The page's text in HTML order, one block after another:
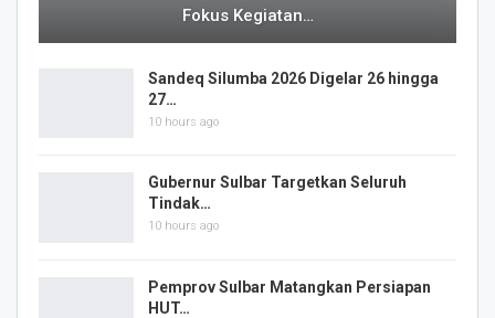
Fokus Kegiatan…
Sandeq Silumba 2026 Digelar 26 hingga
27…
10 hours ago
Gubernur Sulbar Targetkan Seluruh
Tindak…
10 hours ago
Pemprov Sulbar Matangkan Persiapan
HUT…